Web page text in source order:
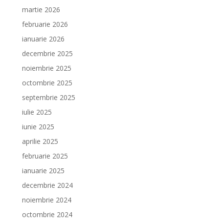
martie 2026
februarie 2026
ianuarie 2026
decembrie 2025
noiembrie 2025
octombrie 2025
septembrie 2025
iulie 2025
iunie 2025
aprilie 2025
februarie 2025
ianuarie 2025
decembrie 2024
noiembrie 2024
octombrie 2024